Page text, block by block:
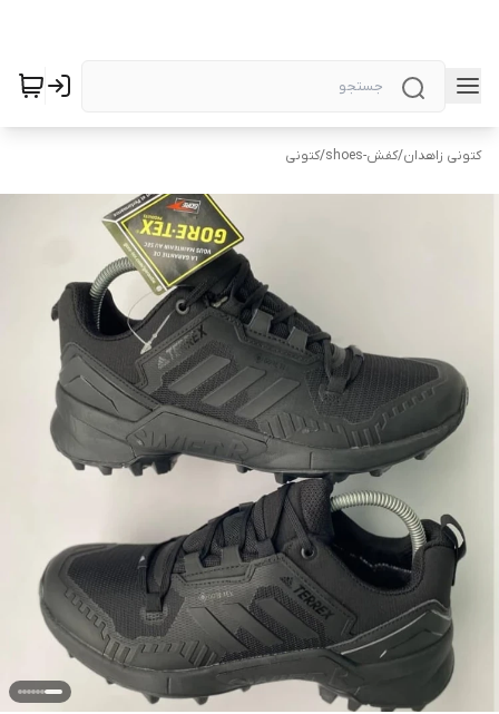
کتونی زاهدان/کفش-shoes /کتونی